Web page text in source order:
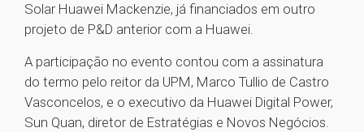
Solar Huawei Mackenzie, já financiados em outro
projeto de P&D anterior com a Huawei.
A participação no evento contou com a assinatura
do termo pelo reitor da UPM, Marco Tullio de Castro
Vasconcelos, e o executivo da Huawei Digital Power,
Sun Quan, diretor de Estratégias e Novos Negócios.